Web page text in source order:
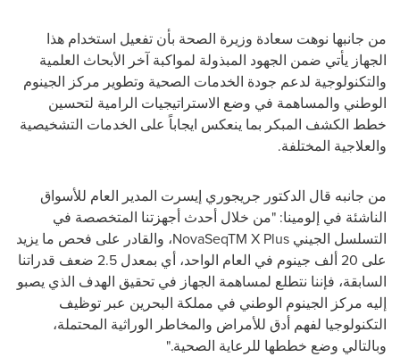
من جانبها نوهت سعادة وزيرة الصحة بأن تفعيل استخدام هذا
الجهاز يأتي ضمن الجهود المبذولة لمواكبة آخر الأبحاث العلمية
والتكنولوجية لدعم جودة الخدمات الصحية وتطوير مركز الجينوم
الوطني والمساهمة في وضع الاستراتيجيات الرامية لتحسين
خطط الكشف المبكر بما ينعكس ايجاباً على الخدمات التشخيصية
والعلاجية المختلفة.
من جانبه قال الدكتور جريجوري إيسرت المدير العام للأسواق
الناشئة في إلومينا: "من خلال أحدث أجهزتنا المتخصصة في
التسلسل الجيني NovaSeqTM X Plus، والقادر على فحص ما يزيد
على 20 ألف جينوم في العام الواحد، أي بمعدل 2.5 ضعف قدراتنا
السابقة، فإننا نتطلع لمساهمة الجهاز في تحقيق الهدف الذي يصبو
إليه مركز الجينوم الوطني في مملكة البحرين عبر توظيف
التكنولوجيا لفهم أدق للأمراض والمخاطر الوراثية المحتملة،
وبالتالي وضع خططها للرعاية الصحية."